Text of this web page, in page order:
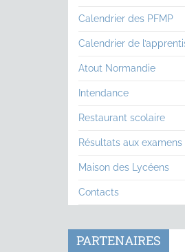
Calendrier des PFMP
Calendrier de
Atout Normandie
Intendance
Restaurant scolaire
Résultats aux examens
Maison des Lycéens
Contacts
PARTENAIRES